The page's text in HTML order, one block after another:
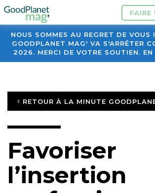
FAIRE
NOUS SOMMES AU REGRET DE VOUS
GOODPLANET MAG' VA S'ARRÊTER
2026. MERCI DE VOTRE SOUTIEN. EN
RETOUR À LA MINUTE
Favoriser
l’insertion